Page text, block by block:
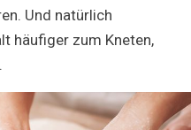
Und natürlich
häufiger zum Kneten,